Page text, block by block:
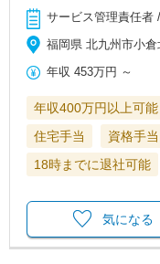
サービス管理責任者
福岡県 北九州市小
年収 453万円 ～
年収400万円以上可能
住宅手当
資格手当
18時までに退社可能
気になる